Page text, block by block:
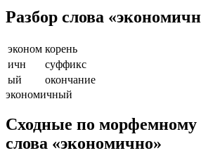
Разбор слова
эконом корень
ичн
суффикс
ый
окончание
экономичный
Сходные по морфемному
слова «экономично»